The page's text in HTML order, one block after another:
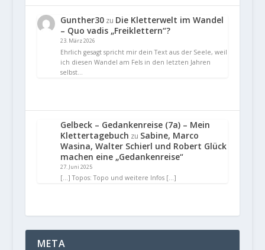
Gunther30zu Die Kletterwelt im Wandel
– Quo vadis „Freiklettern“?
23. März 2026
Ehrlich gesagt spricht mir dein Text aus der Seele, weil
ich diesen Wandel am Fels in den letzten Jahren
selbst…
Gelbeck – Gedankenreise (7a) – Mein
Klettertagebuch zu Sabine, Marco
Wasina, Walter Schierl und Robert Glück
machen eine „Gedankenreise“
27. Juni 2025
[…] Topos: Topo und weitere Infos […]
META